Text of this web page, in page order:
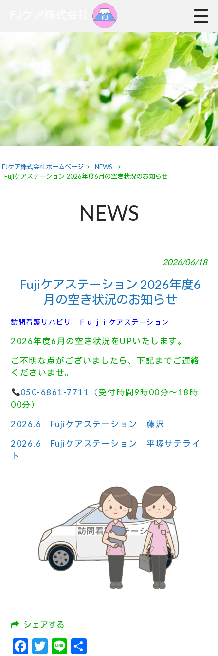
FJケア株式会社ホームページ > NEWS
>
Fujiケアステーション 2026年度6月の空き状況のお知らせ
NEWS
2026/06/18
Fujiケアステーション 2026年度6
月の空き状況のお知らせ
訪問看護リハビリ Ｆｕｊｉケアステーション
2026年度6月の空き状況をUPいたします。
ご不明な点がございましたら、下記までご連絡
くださいませ。
050-6861-7711（受付時間9時00分～18時
00分）
2026.6 Fujiケアステーション 藤沢
2026.6 Fujiケアステーション 平塚サテライ
ト
シェアする
Facebook
Twitter
Line